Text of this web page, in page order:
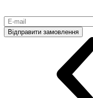
Відправити замовлення